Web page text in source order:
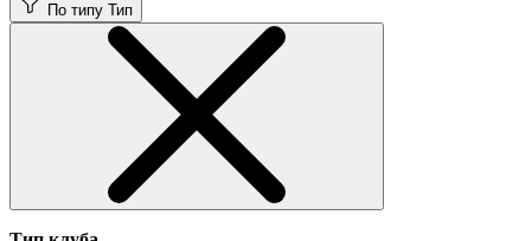
По типу Тип